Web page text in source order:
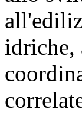
idriche,